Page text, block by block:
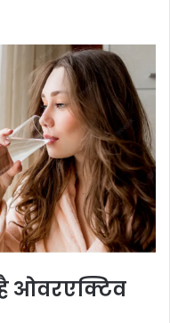
ओवरएक्टिव